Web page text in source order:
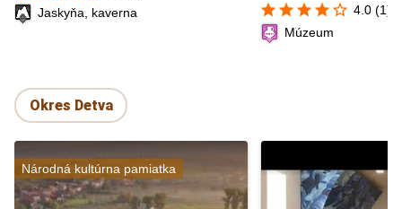
Jaskyňa, kaverna
star star star star star_border 4.0 (1)
Múzeum
Okres Detva
Národná kultúrna pamiatka